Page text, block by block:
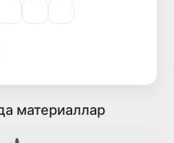
материаллар